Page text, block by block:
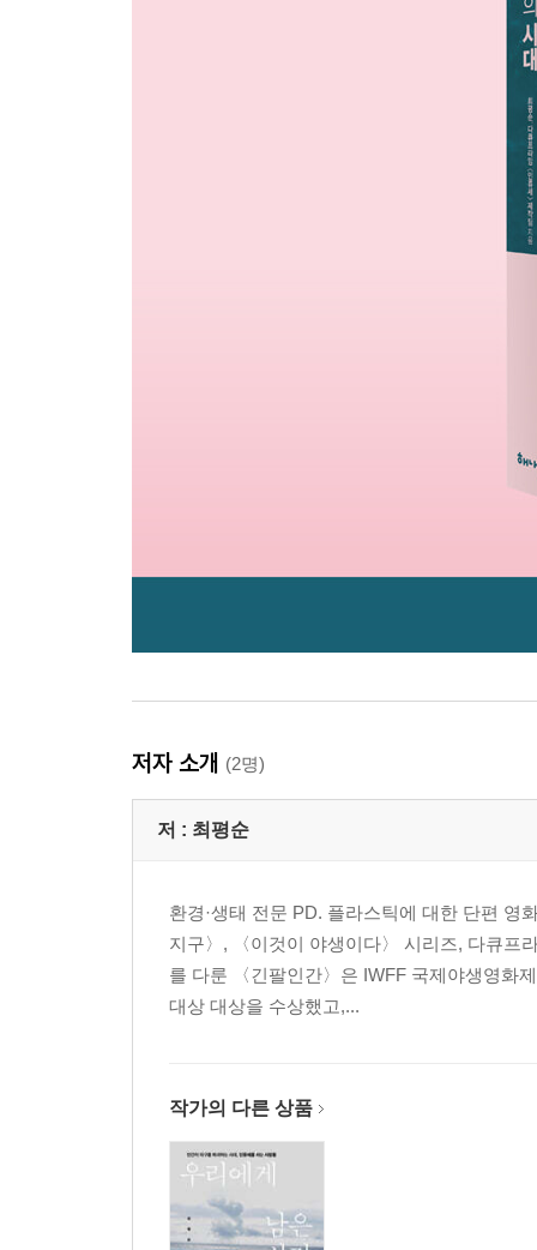
저자 소개 (2명)
저 : 최평순
환경·생태 전문 PD. 플라스틱에 대한 단편 영
지구〉, 〈이것이 야생이다〉 시리즈, 다큐프
를 다룬 〈긴팔인간〉은 IWFF 국제야생영화
대상 대상을 수상했고,...
작가의 다른 상품